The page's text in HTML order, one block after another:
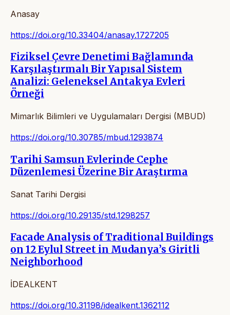
Anasay
https://doi.org/10.33404/anasay.1727205
Fiziksel Çevre Denetimi Bağlamında
Karşılaştırmalı Bir Yapısal Sistem
Analizi: Geleneksel Antakya Evleri
Örneği
Mimarlık Bilimleri ve Uygulamaları Dergisi (MBUD)
https://doi.org/10.30785/mbud.1293874
Tarihi Samsun Evlerinde Cephe
Düzenlemesi Üzerine Bir Araştırma
Sanat Tarihi Dergisi
https://doi.org/10.29135/std.1298257
Facade Analysis of Traditional Buildings
on 12 Eylul Street in Mudanya’s Giritli
Neighborhood
İDEALKENT
https://doi.org/10.31198/idealkent.1362112